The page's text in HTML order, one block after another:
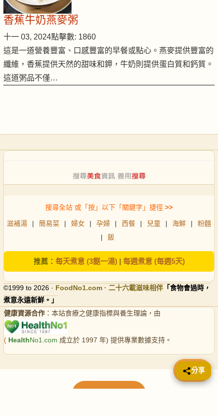
香蕉牛奶燕麥粥
十一 03, 2024點擊數: 1860
這是一道營養豐富、口感豐富的早餐或點心。燕麥提供豐富的
纖維，香蕉提供天然的甜味和鉀，牛奶則提供蛋白質和鈣質。
這道粥品不僅…
搜尋全站 或「按」以下「關鍵字」捷徑 >>
滋補湯 | 簡易菜 | 婦女 | 孕婦 | 西餐 | 兒童 | 海鮮 |
粉麵
|
飯
推薦： 每天煮意 (3餸一湯)| 每週煮意 (每週5天)
©1999 to 2026 · FoodNo1.com · 二十六載滋味相伴 「食物會過時，
煮意永遠新鮮。」
健康資源合作 ：本站食療之健康指標與養生理論，由
( HealthNo1.com 成立於 1997 年) 提供專業數據支持。
📤 分享
分享